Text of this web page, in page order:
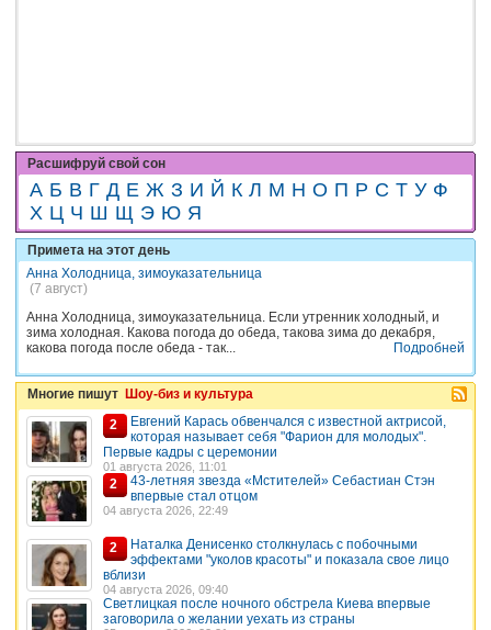
Расшифруй свой сон
А Б В Г Д Е Ж З И Й К Л М Н О П Р С Т У Ф
Х Ц Ч Ш Щ Э Ю Я
Примета на этот день
Анна Холодница, зимоуказательница
(7 август)
Анна Холодница, зимоуказательница. Если утренник холодный, и
зима холодная. Какова погода до обеда, такова зима до декабря,
какова погода после обеда - так...
Подробней
Многие пишут Шоу-биз и культура
2
Евгений Карась обвенчался с известной актрисой,
которая называет себя "Фарион для молодых".
Первые кадры с церемонии
01 августа 2026, 11:01
2
43-летняя звезда «Мстителей» Себастиан Стэн
впервые стал отцом
04 августа 2026, 22:49
2
Наталка Денисенко столкнулась с побочными
эффектами "уколов красоты" и показала свое лицо
вблизи
04 августа 2026, 09:40
Светлицкая после ночного обстрела Киева впервые
заговорила о желании уехать из страны